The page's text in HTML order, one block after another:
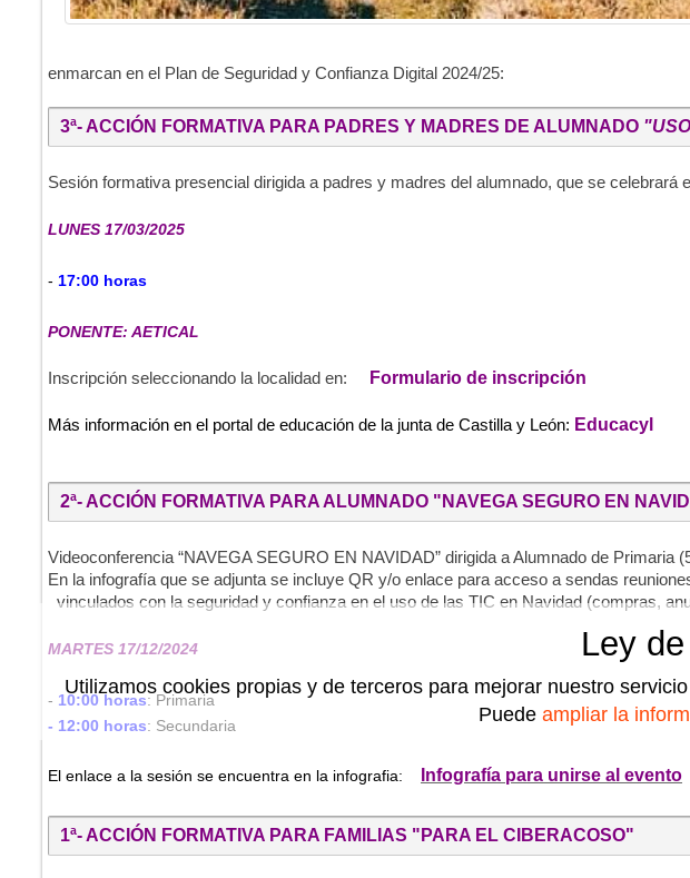
enmarcan en el Plan de Seguridad y Confianza Digital 2024/25:
3ª- ACCIÓN FORMATIVA PARA PADRES Y MADRES DE ALUMNADO
Sesión formativa presencial dirigida a padres y madres del alumnado, que se celebrará
LUNES 17/03/2025
- 17:00 horas
PONENTE: AETICAL
Inscripción seleccionando la localidad en: Formulario de inscripción
Más información en el portal de educación de la junta de Castilla y León: Educacyl
2ª- ACCIÓN FORMATIVA PARA ALUMNADO "NAVEGA SEGURO EN
Videoconferencia “NAVEGA SEGURO EN NAVIDAD” dirigida a Alumnado de
En la infografía que se adjunta se incluye QR y/o enlace para acceso a sendas
vinculados con la seguridad y confianza en el uso de las TIC en Navidad (compras,
MARTES 17/12/2024
- 10:00 horas: Primaria
- 12:00 horas: Secundaria
El enlace a la sesión se encuentra en la infografia: Infografía para unirse al evento
1ª- ACCIÓN FORMATIVA PARA FAMILIAS "PARA EL CIBERACOSO"
Ley
Utilizamos cookies propias y de terceros para mejorar nuestro
Puede ampliar la